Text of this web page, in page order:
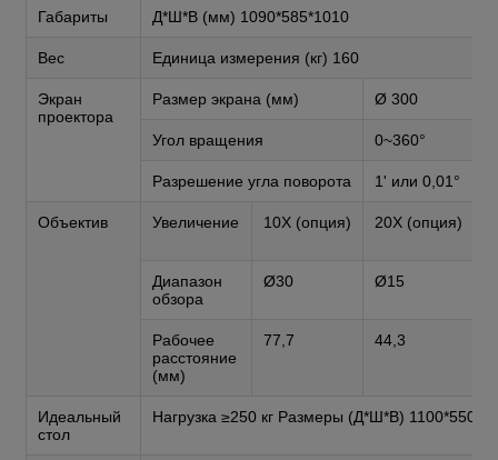
Габариты Д*Ш*В (мм) 1090*585*1010
Вес Единица измерения (кг) 160
Экран
проектора
Размер экрана (мм) Ø 300
Угол вращения 0~360°
Разрешение угла поворота 1' или 0,01°
Объектив Увеличение 10X (опция) 20X (опция)
Диапазон
обзора
Ø30 Ø15
Рабочее
расстояние
(мм)
77,7 44,3
Идеальный
стол
Нагрузка ≥250 кг Размеры (Д*Ш*В)